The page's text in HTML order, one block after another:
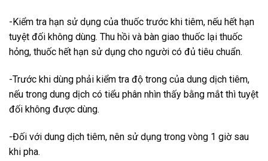
-Kiểm tra hạn sử dụng của thuốc trước khi tiêm, nếu hết hạn
tuyệt đối không dùng. Thu hồi và bàn giao thuốc lại thuốc
hỏng, thuốc hết hạn sử dụng cho người có đủ tiêu chuẩn.
-Trước khi dùng phải kiểm tra độ trong của dung dịch tiêm,
nếu trong dung dịch có tiểu phân nhìn thấy bằng mắt thì tuyệt
đối không được dùng.
-Đối với dung dịch tiêm, nên sử dụng trong vòng 1 giờ sau
khi pha.